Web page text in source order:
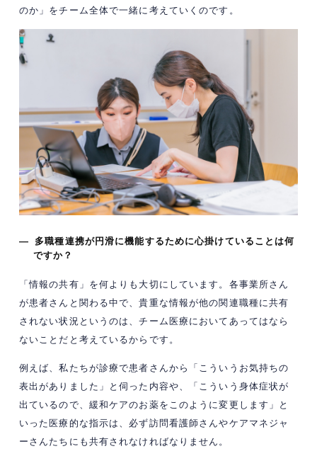
のか」をチーム全体で一緒に考えていくのです。
— 多職種連携が円滑に機能するために心掛けていることは何
ですか？
「情報の共有」を何よりも大切にしています。各事業所さん
が患者さんと関わる中で、貴重な情報が他の関連職種に共有
されない状況というのは、チーム医療においてあってはなら
ないことだと考えているからです。
例えば、私たちが診療で患者さんから「こういうお気持ちの
表出がありました」と伺った内容や、「こういう身体症状が
出ているので、緩和ケアのお薬をこのように変更します」と
いった医療的な指示は、必ず訪問看護師さんやケアマネジャ
ーさんたちにも共有されなければなりません。